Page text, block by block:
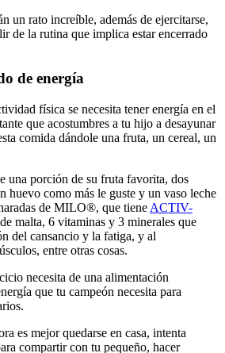
un rato increíble, además de ejercitarse,
de la rutina que implica estar encerrado
de energía
física se necesita tener energía en el
que acostumbres a tu hijo a desayunar
comida dándole una fruta, un cereal, un
una porción de su fruta favorita, dos
huevo como más le guste y un vaso leche
de MILO®, que tiene ACTIV-
malta, 6 vitaminas y 3 minerales que
del cansancio y la fatiga, y al
entre otras cosas.
necesita de una alimentación
que tu campeón necesita para
es mejor quedarse en casa, intenta
compartir con tu pequeño, hacer